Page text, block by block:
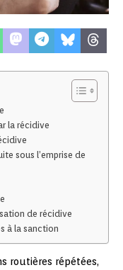
la récidive
sous l’emprise de
de récidive
à la sanction
routières répétées,